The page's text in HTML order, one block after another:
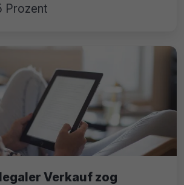
Prozent
Verkauf zog